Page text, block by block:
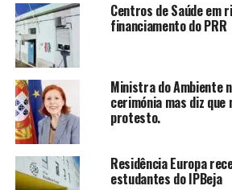
Centros de Saúde em
financiamento do PRR
Ministra do Ambiente
cerimónia mas diz que
protesto.
Residência Europa
estudantes do IPBeja